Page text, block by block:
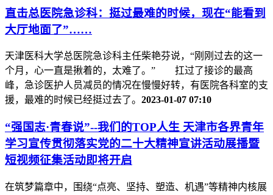
直击总医院急诊科：挺过最难的时候，现在“能看到
大厅地面了”……
天津医科大学总医院急诊科主任柴艳芬说，“刚刚过去的这一
个月，心一直是揪着的，太难了。” 扛过了接诊的最高
峰，急诊医护人员减员的情况在慢慢好转，有医院各科室的支
援，最难的时候已经挺过去了。 2023-01-07 07:10
“强国志·青春说”--我们的TOP人生 天津市各界青年
学习宣传贯彻落实党的二十大精神宣讲活动展播暨
短视频征集活动即将开启
在筑梦篇章中，围绕“点亮、坚持、塑造、机遇”等精神内核展